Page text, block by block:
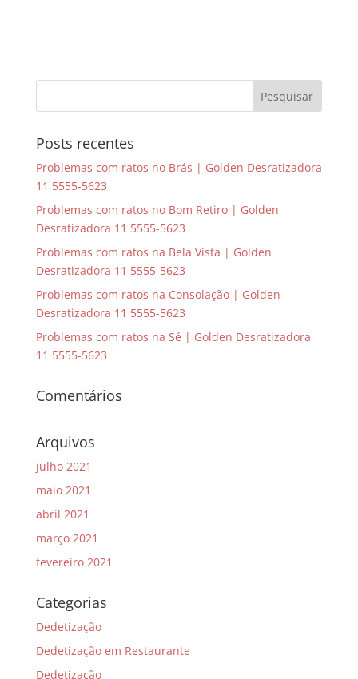
Posts recentes
Problemas com ratos no Brás | Golden Desratizadora
11 5555-5623
Problemas com ratos no Bom Retiro | Golden
Desratizadora 11 5555-5623
Problemas com ratos na Bela Vista | Golden
Desratizadora 11 5555-5623
Problemas com ratos na Consolação | Golden
Desratizadora 11 5555-5623
Problemas com ratos na Sé | Golden Desratizadora
11 5555-5623
Comentários
Arquivos
julho 2021
maio 2021
abril 2021
março 2021
fevereiro 2021
Categorias
Dedetização
Dedetização em Restaurante
Dedetização